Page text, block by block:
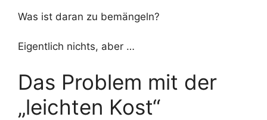
Was ist daran zu bemängeln?
Eigentlich nichts, aber …
Das Problem mit der
„leichten Kost“